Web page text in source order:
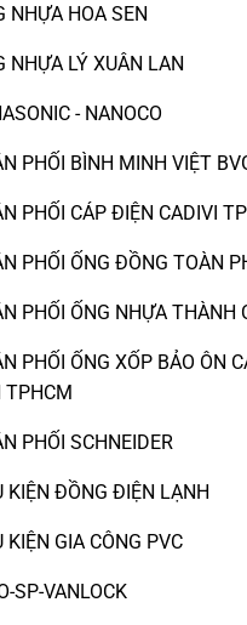
NHỰA HOA SEN
NHỰA LÝ XUÂN LAN
- NANOCO
PHỐI BÌNH MINH VIỆT
PHỐI CÁP ĐIỆN CADIVI
PHỐI ỐNG ĐỒNG TOÀN
PHỐI ỐNG NHỰA THÀNH
PHỐI ỐNG XỐP BẢO ÔN
TPHCM
PHỐI SCHNEIDER
KIỆN ĐỒNG ĐIỆN LẠNH
KIỆN GIA CÔNG PVC
SP-VANLOCK